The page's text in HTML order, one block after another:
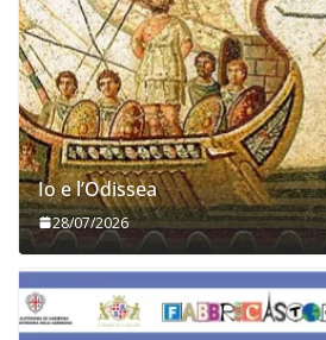
Io e l’Odissea
28/07/2026